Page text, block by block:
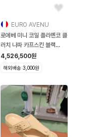
EURO AVENU
로에베 미니 코일 플라멘코 클
러치 나파 카프스킨 블랙
A411FC
4,526,500원
해외배송 3,000원